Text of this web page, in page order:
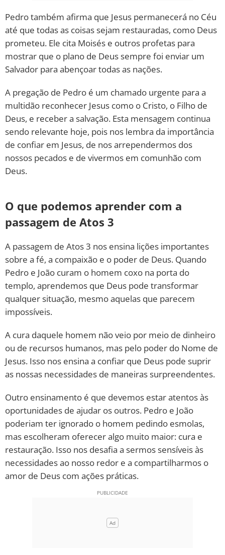
Pedro também afirma que Jesus permanecerá no Céu
até que todas as coisas sejam restauradas, como Deus
prometeu. Ele cita Moisés e outros profetas para
mostrar que o plano de Deus sempre foi enviar um
Salvador para abençoar todas as nações.
A pregação de Pedro é um chamado urgente para a
multidão reconhecer Jesus como o Cristo, o Filho de
Deus, e receber a salvação. Esta mensagem continua
sendo relevante hoje, pois nos lembra da importância
de confiar em Jesus, de nos arrependermos dos
nossos pecados e de vivermos em comunhão com
Deus.
O que podemos aprender com a
passagem de Atos 3
A passagem de Atos 3 nos ensina lições importantes
sobre a fé, a compaixão e o poder de Deus. Quando
Pedro e João curam o homem coxo na porta do
templo, aprendemos que Deus pode transformar
qualquer situação, mesmo aquelas que parecem
impossíveis.
A cura daquele homem não veio por meio de dinheiro
ou de recursos humanos, mas pelo poder do Nome de
Jesus. Isso nos ensina a confiar que Deus pode suprir
as nossas necessidades de maneiras surpreendentes.
Outro ensinamento é que devemos estar atentos às
oportunidades de ajudar os outros. Pedro e João
poderiam ter ignorado o homem pedindo esmolas,
mas escolheram oferecer algo muito maior: cura e
restauração. Isso nos desafia a sermos sensíveis às
necessidades ao nosso redor e a compartilharmos o
amor de Deus com ações práticas.